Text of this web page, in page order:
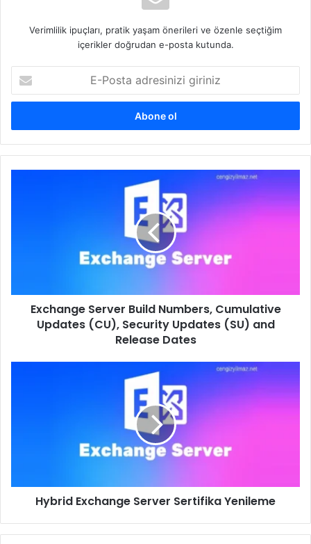
Verimlilik ipuçları, pratik yaşam önerileri ve özenle seçtiğim
içerikler doğrudan e-posta kutunda.
Posta
adresinizi
Updates
Exchange Server Build Numbers, Cumulative
Updates (CU), Security Updates (SU) and
Release Dates
Hybrid Exchange Server Sertifika Yenileme